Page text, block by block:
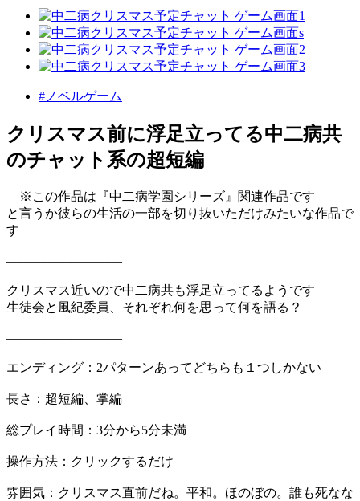
#ノベルゲーム
クリスマス前に浮足立ってる中二病共
のチャット系の超短編
※この作品は『中二病学園シリーズ』関連作品です
と言うか彼らの生活の一部を切り抜いただけみたいな作品で
す
―――――――――
クリスマス近いので中二病共も浮足立ってるようです
生徒会と風紀委員、それぞれ何を思って何を語る？
―――――――――
エンディング：2パターンあってどちらも１つしかない
長さ：超短編、掌編
総プレイ時間：3分から5分未満
操作方法：クリックするだけ
雰囲気：クリスマス直前だね。平和。ほのぼの。誰も死なな